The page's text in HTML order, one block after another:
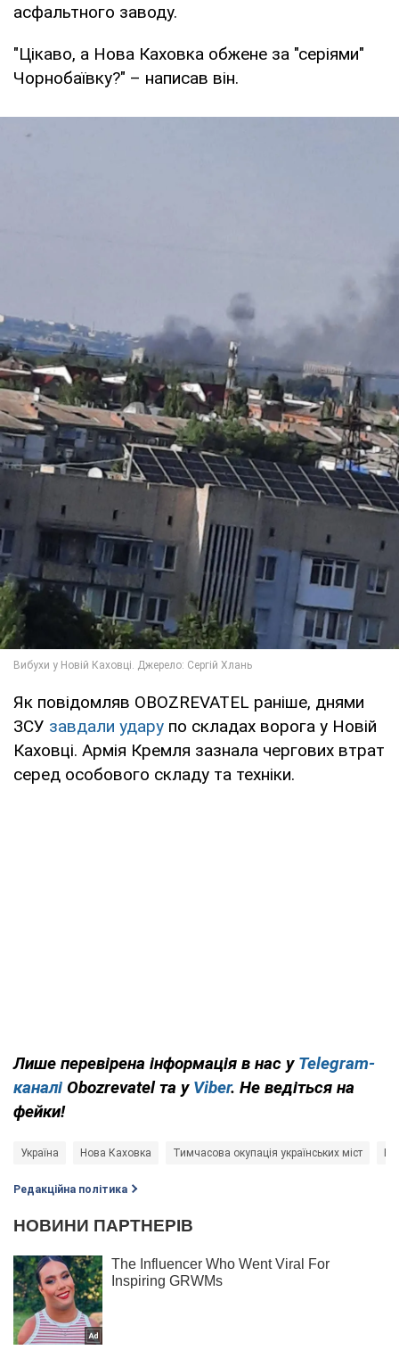
асфальтного заводу.
"Цікаво, а Нова Каховка обжене за "серіями"
Чорнобаївку?" – написав він.
Як повідомляв OBOZREVATEL раніше, днями
ЗСУ завдали удару по складах ворога у Новій
Каховці. Армія Кремля зазнала чергових втрат
серед особового складу та техніки.
Лише перевірена інформація в нас у Telegram-
каналі Obozrevatel та у Viber. Не ведіться на
фейки!
Україна Нова Каховка Тимчасова окупація українських міст
Редакційна політика